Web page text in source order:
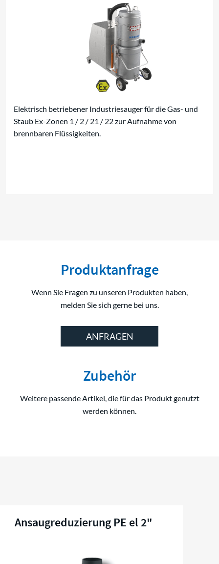
Elektrisch betriebener Industriesauger für die Gas- und
Staub Ex-Zonen 1 / 2 / 21 / 22 zur Aufnahme von
brennbaren Flüssigkeiten.
Produktanfrage
Wenn Sie Fragen zu unseren Produkten haben,
melden Sie sich gerne bei uns.
ANFRAGEN
Zubehör
Weitere passende Artikel, die für das Produkt genutzt
werden können.
Ansaugreduzierung PE el 2"